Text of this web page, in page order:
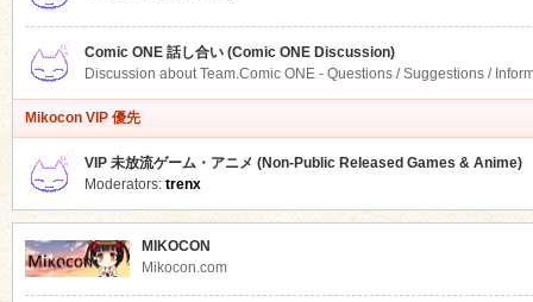
Comic ONE 話し合い (Comic ONE Discussion)
Discussion about Team.Comic ONE - Questions / Suggestions /
Mikocon VIP 優先
VIP 未放流ゲーム・アニメ (Non-Public Released Games & Anime)
Moderators: trenx
MIKOCON
Mikocon.com